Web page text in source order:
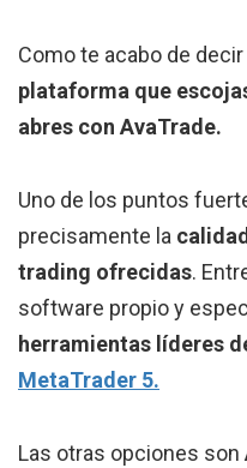
Como te acabo de
plataforma que
abres con AvaTrade.
Uno de los puntos
precisamente la
trading ofrecidas.
software propio y
herramientas líderes
MetaTrader 5.
Las otras opciones son